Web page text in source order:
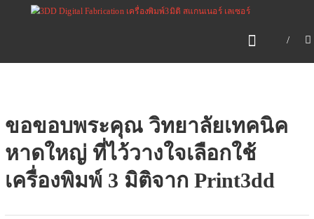
3DD DIGITAL
ขอขอบพระคุณ วิทยาลัยเทคนิค
หาดใหญ่ ที่ไว้วางใจเลือกใช้
เครื่องพิมพ์ 3 มิติจาก Print3dd